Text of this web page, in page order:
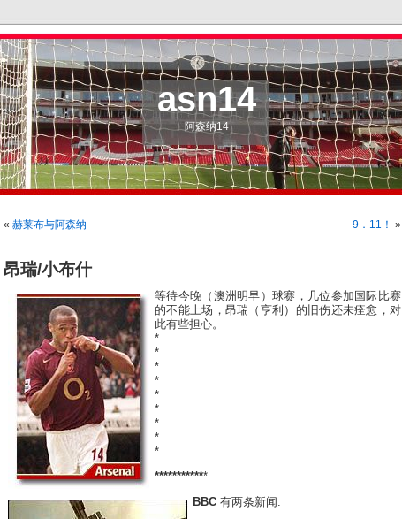
asn14
阿森纳14
« 赫莱布与阿森纳 9．11！ »
昂瑞/小布什
等待今晚（澳洲明早）球赛，几位参加国际比赛
的不能上场，昂瑞（亨利）的旧伤还未痊愈，对
此有些担心。
*
*
*
*
*
*
*
*
*
************
BBC 有两条新闻: